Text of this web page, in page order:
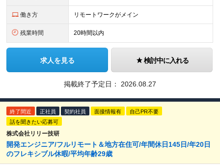
働き方 リモートワークがメイン
残業時間 20時間以内
求人を見る 検討中に入れる
掲載終了予定日： 2026.08.27
終了間近 正社員 契約社員 面接情報有
自己PR不要
話を聞きたい応募可
株式会社リリー技研
開発エンジニア/フルリモート＆地方在住可/年間休日145日/年20日
のフレキシブル休暇/平均年齢29歳